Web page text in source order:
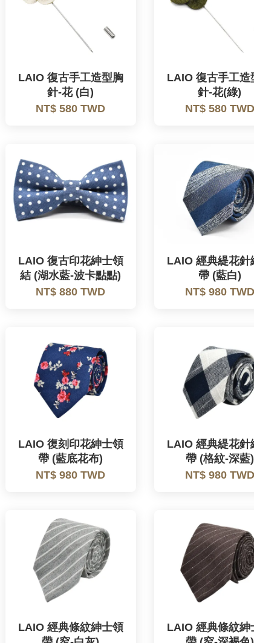
LAIO 復古手工造型胸
針-花 (白)
NT$ 580 TWD
LAIO 復古手工造
針-花(綠)
NT$ 580 TWD
LAIO 復古印花紳士領
結 (湖水藍-波卡點點)
NT$ 880 TWD
LAIO 經典緹花針
帶 (藍白)
NT$ 980 TWD
LAIO 復刻印花紳士領
帶 (藍底花布)
NT$ 980 TWD
LAIO 經典緹花針
帶 (格紋-深藍)
NT$ 980 TWD
LAIO 經典條紋紳士領
LAIO 經典條紋紳